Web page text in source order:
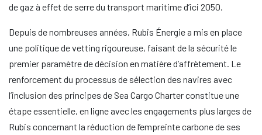
de gaz à effet de serre du transport maritime d’ici 2050.
Depuis de nombreuses années, Rubis Énergie a mis en place
une politique de vetting rigoureuse, faisant de la sécurité le
premier paramètre de décision en matière d’affrètement. Le
renforcement du processus de sélection des navires avec
l’inclusion des principes de Sea Cargo Charter constitue une
étape essentielle, en ligne avec les engagements plus larges de
Rubis concernant la réduction de l’empreinte carbone de ses